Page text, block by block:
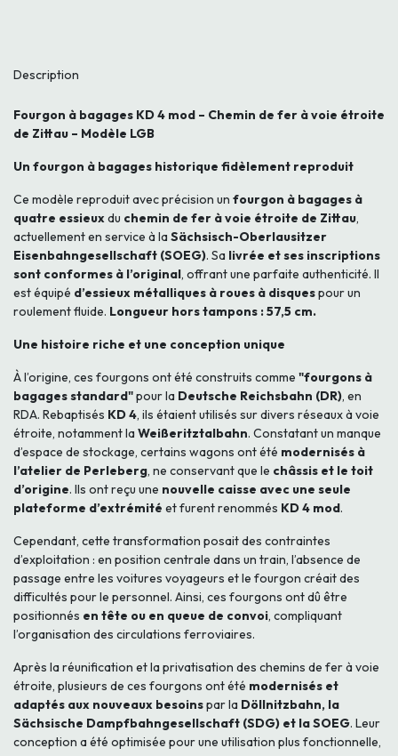
Description
Fourgon à bagages KD 4 mod – Chemin de fer à voie étroite
de Zittau – Modèle LGB
Un fourgon à bagages historique fidèlement reproduit
Ce modèle reproduit avec précision un fourgon à bagages à
quatre essieuxdu chemin de fer à voie étroite de Zittau,
actuellement en service à la Sächsisch-Oberlausitzer
Eisenbahngesellschaft (SOEG). Sa livrée et ses inscriptions
sont conformes à l’original, offrant une parfaite authenticité. Il
est équipé d’essieux métalliques à roues à disquespour un
roulement fluide. Longueur hors tampons : 57,5 cm.
Une histoire riche et une conception unique
À l’origine, ces fourgons ont été construits comme "fourgons à
bagages standard"pour la Deutsche Reichsbahn (DR), en
RDA. Rebaptisés KD 4, ils étaient utilisés sur divers réseaux à voie
étroite, notamment la Weißeritztalbahn. Constatant un manque
d’espace de stockage, certains wagons ont été modernisés à
l’atelier de Perleberg, ne conservant que le châssis et le toit
d’origine. Ils ont reçu une nouvelle caisse avec une seule
plateforme d’extrémité et furent renommés KD 4 mod.
Cependant, cette transformation posait des contraintes
d’exploitation : en position centrale dans un train, l’absence de
passage entre les voitures voyageurs et le fourgon créait des
difficultés pour le personnel. Ainsi, ces fourgons ont dû être
positionnés en tête ou en queue de convoi, compliquant
l’organisation des circulations ferroviaires.
Après la réunification et la privatisation des chemins de fer à voie
étroite, plusieurs de ces fourgons ont été modernisés et
adaptés aux nouveaux besoinspar la Döllnitzbahn, la
Sächsische Dampfbahngesellschaft (SDG) et la SOEG. Leur
conception a été optimisée pour une utilisation plus fonctionnelle,